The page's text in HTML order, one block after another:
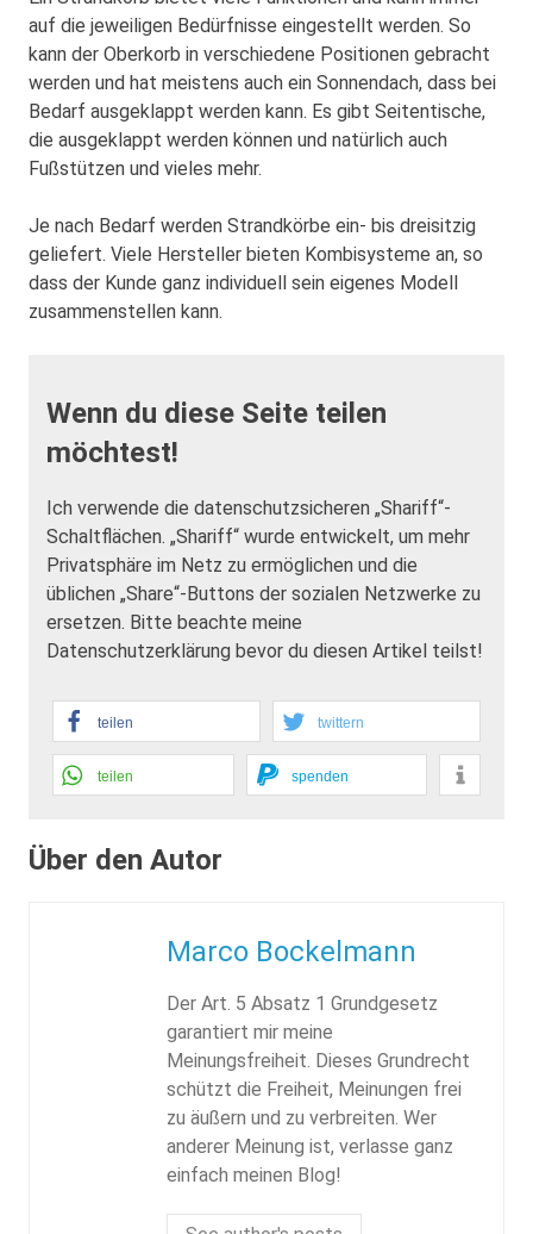
auf die jeweiligen Bedürfnisse eingestellt werden. So
kann der Oberkorb in verschiedene Positionen gebracht
werden und hat meistens auch ein Sonnendach, dass bei
Bedarf ausgeklappt werden kann. Es gibt Seitentische,
die ausgeklappt werden können und natürlich auch
Fußstützen und vieles mehr.
Je nach Bedarf werden Strandkörbe ein- bis dreisitzig
geliefert. Viele Hersteller bieten Kombisysteme an, so
dass der Kunde ganz individuell sein eigenes Modell
zusammenstellen kann.
Wenn du diese Seite teilen
möchtest!
Ich verwende die datenschutzsicheren „Shariff“-
Schaltflächen. „Shariff“ wurde entwickelt, um mehr
Privatsphäre im Netz zu ermöglichen und die
üblichen „Share“-Buttons der sozialen Netzwerke zu
ersetzen. Bitte beachte meine
Datenschutzerklärung bevor du diesen Artikel teilst!
teilen twittern
teilen spenden
Über den Autor
Marco Bockelmann
Der Art. 5 Absatz 1 Grundgesetz
garantiert mir meine
Meinungsfreiheit. Dieses Grundrecht
schützt die Freiheit, Meinungen frei
zu äußern und zu verbreiten. Wer
anderer Meinung ist, verlasse ganz
einfach meinen Blog!